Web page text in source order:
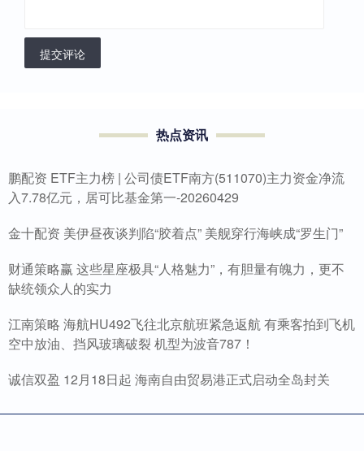
提交评论
热点资讯
鹏配资 ETF主力榜 | 公司债ETF南方(511070)主力资金净流
入7.78亿元，居可比基金第一-20260429
金十配资 美伊昼夜谈判陷“胶着点” 美舰穿行海峡成“罗生门”
财通策略赢 这些星座极具“人格魅力”，有胆量有魄力，更不
缺统领众人的实力
江南策略 海航HU492飞往北京航班紧急返航 有乘客拍到飞机
空中放油、挡风玻璃破裂 机型为波音787！
诚信双盈 12月18日起 海南自由贸易港正式启动全岛封关